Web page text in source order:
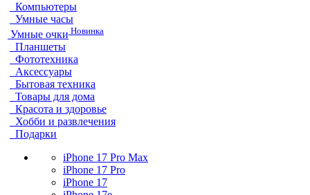
Компьютеры
Умные часы
Умные очки Новинка
Планшеты
Фототехника
Аксессуары
Бытовая техника
Товары для дома
Красота и здоровье
Хобби и развлечения
Подарки
iPhone 17 Pro Max
iPhone 17 Pro
iPhone 17